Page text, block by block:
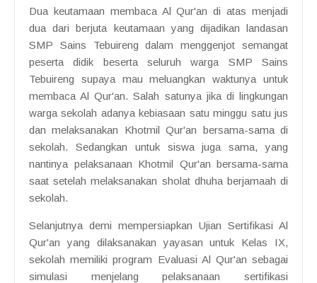
Dua keutamaan membaca Al Qur'an di atas menjadi
dua dari berjuta keutamaan yang dijadikan landasan
SMP Sains Tebuireng dalam menggenjot semangat
peserta didik beserta seluruh warga SMP Sains
Tebuireng supaya mau meluangkan waktunya untuk
membaca Al Qur'an. Salah satunya jika di lingkungan
warga sekolah adanya kebiasaan satu minggu satu jus
dan melaksanakan Khotmil Qur'an bersama-sama di
sekolah. Sedangkan untuk siswa juga sama, yang
nantinya pelaksanaan Khotmil Qur'an bersama-sama
saat setelah melaksanakan sholat dhuha berjamaah di
sekolah.
Selanjutnya demi mempersiapkan Ujian Sertifikasi Al
Qur'an yang dilaksanakan yayasan untuk Kelas IX,
sekolah memiliki program Evaluasi Al Qur'an sebagai
simulasi menjelang pelaksanaan sertifikasi